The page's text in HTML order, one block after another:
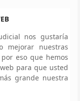
nos gustaría
mejorar nuestras
eso que hemos
para que usted
grande nuestra